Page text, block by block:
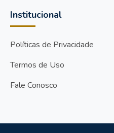
Institucional
Políticas de Privacidade
Termos de Uso
Fale Conosco